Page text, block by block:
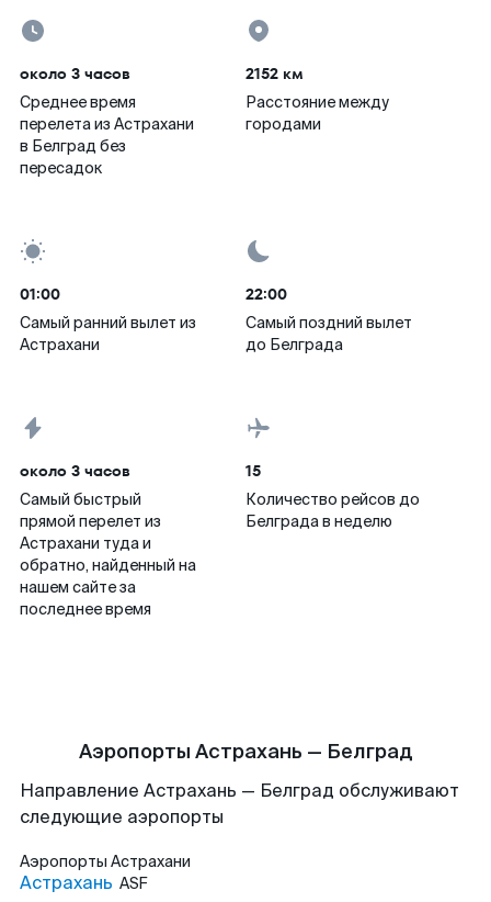
около 3 часов
Среднее время
перелета из Астрахани
в Белград без
пересадок
2152 км
Расстояние между
городами
01:00
Самый ранний вылет из
Астрахани
22:00
Самый поздний вылет
до Белграда
около 3 часов
Самый быстрый
прямой перелет из
Астрахани туда и
обратно, найденный на
нашем сайте за
последнее время
15
Количество рейсов до
Белграда в неделю
Аэропорты Астрахань — Белград
Направление Астрахань — Белград обслуживают
следующие аэропорты
Аэропорты Астрахани
Астрахань ASF